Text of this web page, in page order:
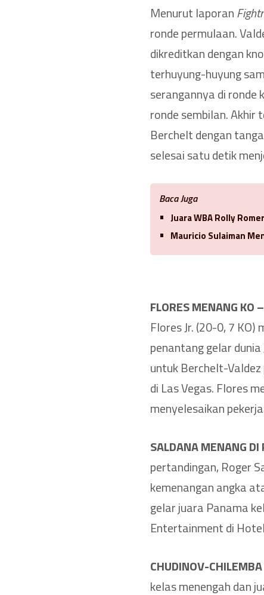
Menurut laporan
ronde permulaan.
dikreditkan dengan
terhuyung-huyung
serangannya di ronde
ronde sembilan. Akhir
Berchelt dengan
selesai satu detik
Baca Juga
Juara WBA Rolly
Mauricio Sulaiman
FLORES MENANG KO –
Flores Jr. (20-0, 7
penantang gelar
untuk Berchelt-Valdez
di Las Vegas. Flores
menyelesaikan
SALDANA MENANG
pertandingan, Roger
kemenangan angka
gelar juara Panama
Entertainment di
CHUDINOV-
kelas menengah dan